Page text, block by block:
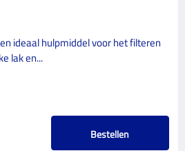
ideaal hulpmiddel voor het filteren
lak en...
Bestellen